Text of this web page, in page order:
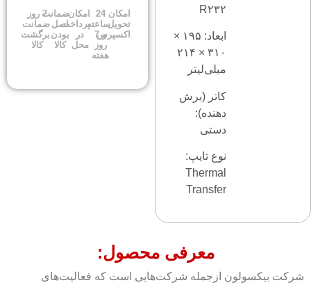
امکان
تحویل
اکسپرس
24
ساعته
و 7
روز
هفته
امکان
پرداخت
در
محل
ضمانت
اصل
بودن
کالا
7 روز
ضمانت
برگشت
کالا
R۲۳۲
ابعاد: ۱۹۵ ×
۳۱۰ × ۲۱۴
میلی‌لیتر
کاتر (برش
دهنده):
دستی
نوع تایپ:
Thermal
Transfer
معرفی محصول:
شرکت بیکسولون ازجمله شرکت‌هایی است که فعالیت‌های